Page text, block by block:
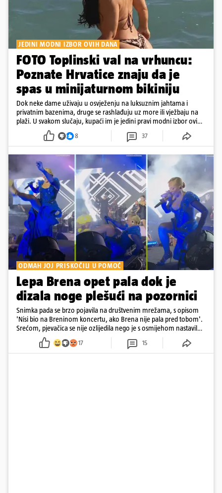
JEDINI MODNI IZBOR OVIH DANA
FOTO Toplinski val na vrhuncu:
Poznate Hrvatice znaju da je
spas u minijaturnom bikiniju
Dok neke dame uživaju u osvježenju na luksuznim jahtama i
privatnim bazenima, druge se rashlađuju uz more ili vježbaju na
plaži. U svakom slučaju, kupaći im je jedini pravi modni izbor ovih
8 37
ODMAH JOJ PRISKOČILI U POMOĆ
Lepa Brena opet pala dok je
dizala noge plešući na pozornici
Snimka pada se brzo pojavila na društvenim mrežama, s opisom
'Nisi bio na Breninom koncertu, ako Brena nije pala pred tobom'.
Srećom, pjevačica se nije ozlijedila nego je s osmijehom nastavila
17 15